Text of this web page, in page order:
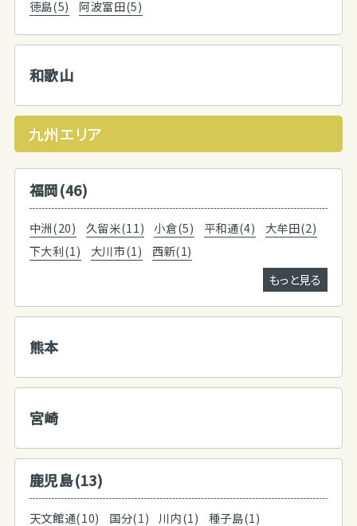
徳島(5) 阿波富田(5)
和歌山
九州エリア
福岡(46)
中洲(20) 久留米(11) 小倉(5) 平和通(4)
大牟田(2)
下大利(1)
大川市(1)
西新(1)
もっと見る
熊本
宮崎
鹿児島(13)
天文館通(10) 国分(1) 川内(1) 種子島(1)